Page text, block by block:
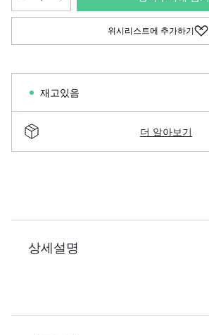
위시리스트에 추가하기
재고있음
더 알아보기
상세설명